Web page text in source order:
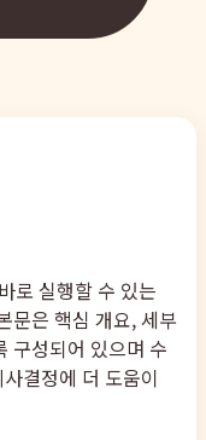
로 실행할 수 있는
문은 핵심 개요, 세부
구성되어 있으며 수
결정에 더 도움이